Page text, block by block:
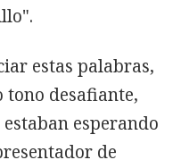
estas palabras,
tono desafiante,
esperando
de